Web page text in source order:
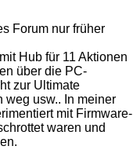
Forum nur früher
Hub für 11 Aktionen
über die PC-
zur Ultimate
weg usw.. In meiner
mit Firmware-
waren und